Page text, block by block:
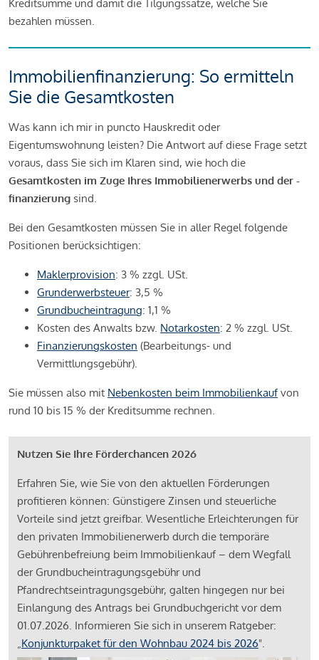
Kreditsumme und damit die Tilgungssätze, welche Sie
bezahlen müssen.
Immobilienfinanzierung: So ermitteln
Sie die Gesamtkosten
Was kann ich mir in puncto Hauskredit oder
Eigentumswohnung leisten? Die Antwort auf diese Frage setzt
voraus, dass Sie sich im Klaren sind, wie hoch die
Gesamtkosten im Zuge Ihres Immobilienerwerbs und der -
finanzierung sind.
Bei den Gesamtkosten müssen Sie in aller Regel folgende
Positionen berücksichtigen:
Maklerprovision: 3 % zzgl. USt.
Grunderwerbsteuer: 3,5 %
Grundbucheintragung: 1,1 %
Kosten des Anwalts bzw. Notarkosten: 2 % zzgl. USt.
Finanzierungskosten (Bearbeitungs- und
Vermittlungsgebühr).
Sie müssen also mit Nebenkosten beim Immobilienkaufvon
rund 10 bis 15 % der Kreditsumme rechnen.
Nutzen Sie Ihre Förderchancen 2026
Erfahren Sie, wie Sie von den aktuellen Förderungen
profitieren können: Günstigere Zinsen und steuerliche
Vorteile sind jetzt greifbar. Wesentliche Erleichterungen für
den privaten Immobilienerwerb durch die temporäre
Gebührenbefreiung beim Immobilienkauf – dem Wegfall
der Grundbucheintragungsgebühr und
Pfandrechtseintragungsgebühr, galten hingegen nur bei
Einlangung des Antrags bei Grundbuchgericht vor dem
01.07.2026. Informieren Sie sich in unserem Ratgeber:
„Konjunkturpaket für den Wohnbau 2024 bis 2026".